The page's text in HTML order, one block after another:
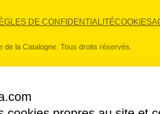
DE CONFIDENTIALITÉCOOKIES
la Catalogne. Tous droits réservés.